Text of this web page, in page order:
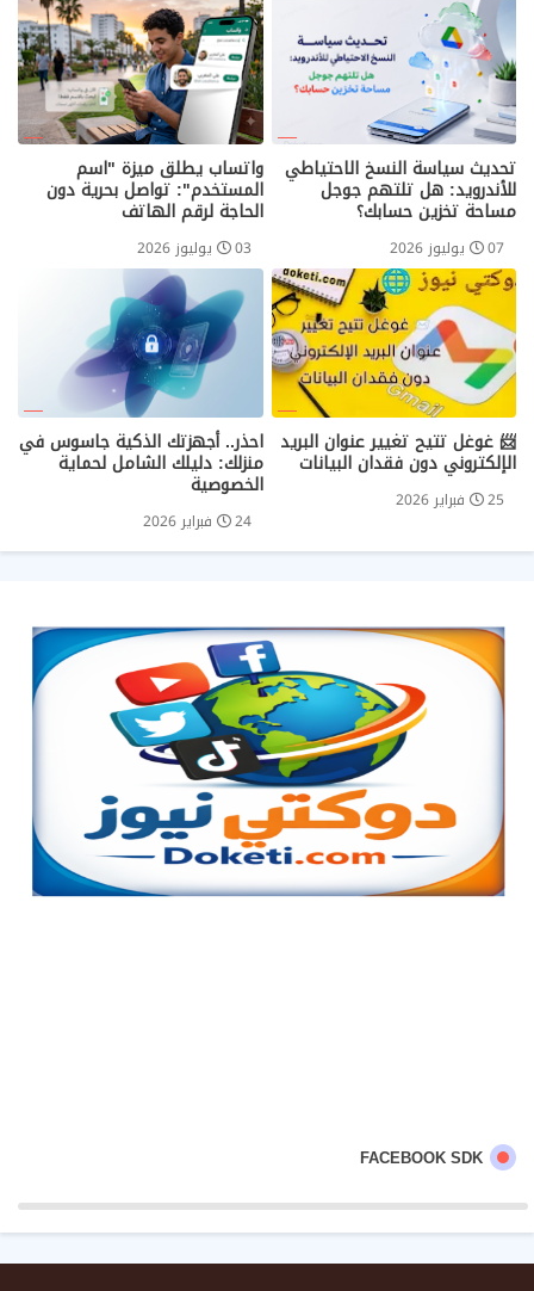
تحديث سياسة النسخ الاحتياطي
للأندرويد: هل تلتهم جوجل
مساحة تخزين حسابك؟
07 يوليوز 2026
واتساب يطلق ميزة "اسم
المستخدم": تواصل بحرية دون
الحاجة لرقم الهاتف
03 يوليوز 2026
📨 غوغل تتيح تغيير عنوان البريد
الإلكتروني دون فقدان البيانات
25 فبراير 2026
احذر.. أجهزتك الذكية جاسوس في
منزلك: دليلك الشامل لحماية
الخصوصية
24 فبراير 2026
FACEBOOK SDK